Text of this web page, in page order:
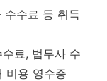
수수료 등 취득
료, 법무사 수
비용 영수증